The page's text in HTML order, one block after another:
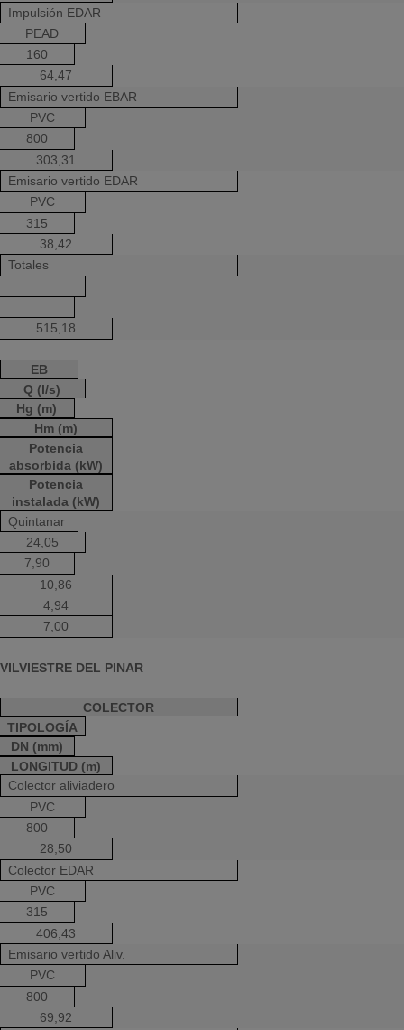
Impulsión EDAR
PEAD
160
64,47
Emisario vertido EBAR
PVC
800
303,31
Emisario vertido EDAR
PVC
315
38,42
Totales
515,18
EB
Q (l/s)
Hg (m)
Hm (m)
Potencia
absorbida (kW)
Potencia
instalada (kW)
Quintanar
24,05
7,90
10,86
4,94
7,00
VILVIESTRE DEL PINAR
COLECTOR
TIPOLOGÍA
DN (mm)
LONGITUD (m)
Colector aliviadero
PVC
800
28,50
Colector EDAR
PVC
315
406,43
Emisario vertido Aliv.
PVC
800
69,92